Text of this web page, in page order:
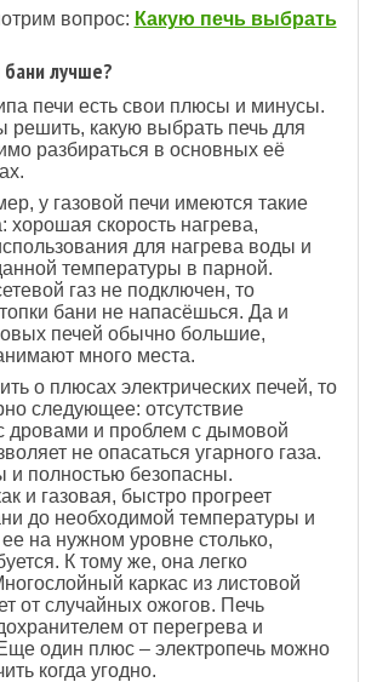
вопрос: Какую печь выбрать
лучше?
печи есть свои плюсы и минусы.
решить, какую выбрать печь для
разбираться в основных её
у газовой печи имеются такие
хорошая скорость нагрева,
для нагрева воды и
температуры в парной.
газ не подключен, то
бани не напасёшься. Да и
печей обычно большие,
много места.
о плюсах электрических печей, то
следующее: отсутствие
дровами и проблем с дымовой
не опасаться угарного газа.
и полностью безопасны.
и газовая, быстро прогреет
до необходимой температуры и
на нужном уровне столько,
К тому же, она легко
каркас из листовой
от случайных ожогов. Печь
от перегрева и
один плюс – электропечь можно
когда угодно.